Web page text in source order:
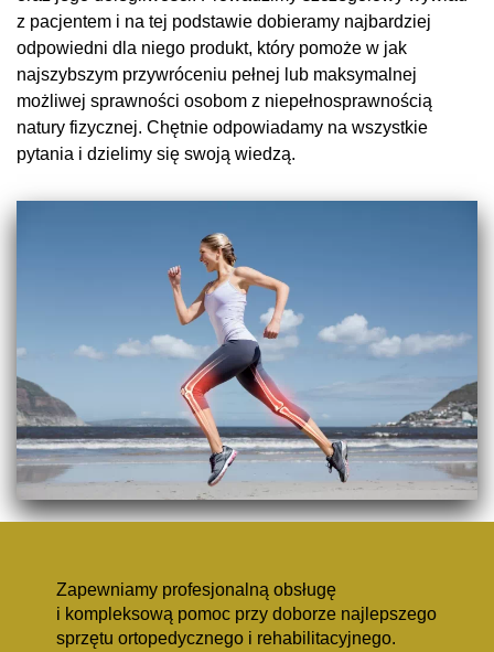
z pacjentem i na tej podstawie dobieramy najbardziej
odpowiedni dla niego produkt, który pomoże w jak
najszybszym przywróceniu pełnej lub maksymalnej
możliwej sprawności osobom z niepełnosprawnością
natury fizycznej. Chętnie odpowiadamy na wszystkie
pytania i dzielimy się swoją wiedzą.
Zapewniamy profesjonalną obsługę
i kompleksową pomoc przy doborze najlepszego
sprzętu ortopedycznego i rehabilitacyjnego.